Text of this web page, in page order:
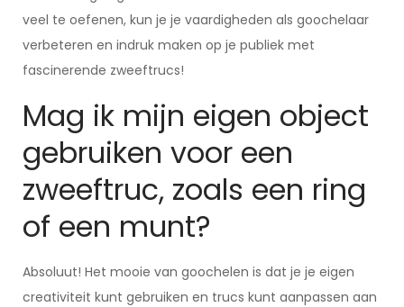
veel te oefenen, kun je je vaardigheden als goochelaar
verbeteren en indruk maken op je publiek met
fascinerende zweeftrucs!
Mag ik mijn eigen object
gebruiken voor een
zweeftruc, zoals een ring
of een munt?
Absoluut! Het mooie van goochelen is dat je je eigen
creativiteit kunt gebruiken en trucs kunt aanpassen aan